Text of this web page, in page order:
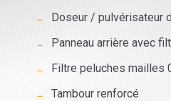
Doseur / pulvérisateur
Panneau arrière avec
Filtre peluches mailles
Tambour renforcé